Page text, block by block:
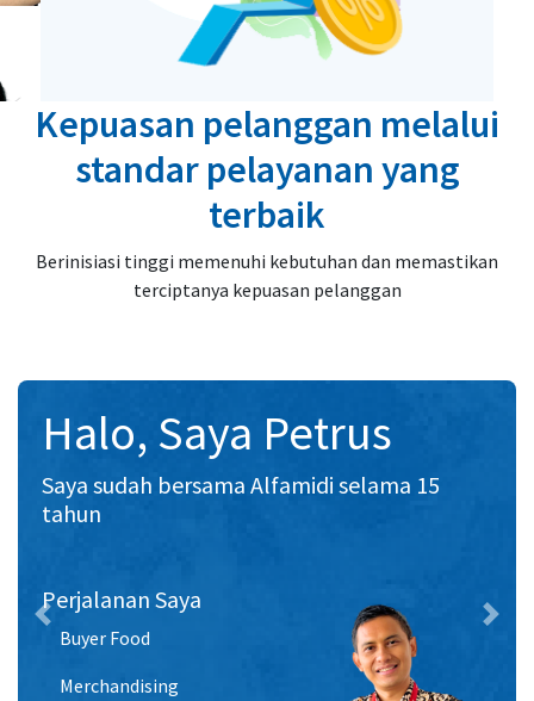
Kepuasan pelanggan melalui
standar pelayanan yang
terbaik
Berinisiasi tinggi memenuhi kebutuhan dan memastikan
terciptanya kepuasan pelanggan
Halo, Saya Petrus
Saya sudah bersama Alfamidi selama 15
tahun
Perjalanan Saya
Buyer Food
Merchandising
Previous Next